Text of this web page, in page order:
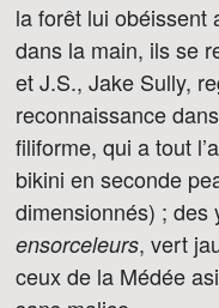
la forêt lui obéissent
dans la main, ils se
et J.S., Jake Sully,
reconnaissance
filiforme, qui a tout
bikini en seconde
dimensionnés) ; des
ensorceleurs, vert
ceux de la Médée